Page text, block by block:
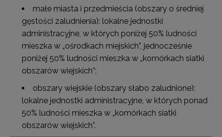
małe miasta i przedmieścia (obszary o średniej
gęstości zaludnienia): lokalne jednostki
administracyjne, w których poniżej 50% ludności
mieszka w „ośrodkach miejskich”, jednocześnie
poniżej 50% ludności mieszka w „komórkach siatki
obszarów wiejskich”;
obszary wiejskie (obszary słabo zaludnione):
lokalne jednostki administracyjne, w których ponad
50% ludności mieszka w „komórkach siatki
obszarów wiejskich”.